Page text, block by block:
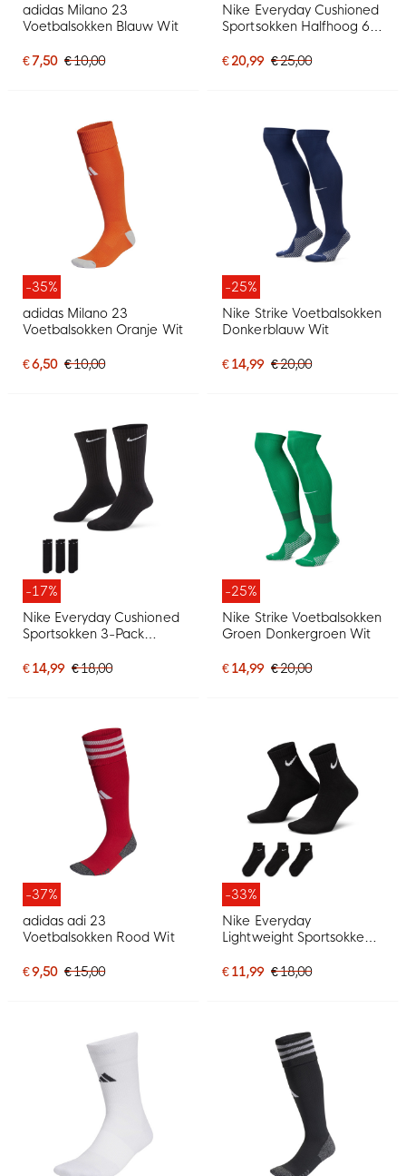
adidas Milano 23
Voetbalsokken Blauw Wit
€ 7,50 € 10,00
Nike Everyday Cushioned
Sportsokken Halfhoog 6-
€ 20,99 € 25,00
-35%
adidas Milano 23
Voetbalsokken Oranje Wit
€ 6,50 € 10,00
-25%
Nike Strike Voetbalsokken
Donkerblauw Wit
€ 14,99 € 20,00
-17%
Nike Everyday Cushioned
Sportsokken 3-Pack
€ 14,99 € 18,00
-25%
Nike Strike Voetbalsokken
Groen Donkergroen Wit
€ 14,99 € 20,00
-37%
adidas adi 23
Voetbalsokken Rood Wit
€ 9,50 € 15,00
-33%
Nike Everyday
Lightweight Sportsokken
€ 11,99 € 18,00